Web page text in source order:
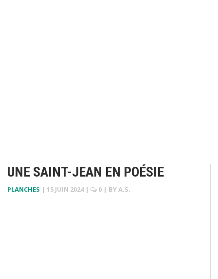
UNE SAINT-JEAN EN POÉSIE
PLANCHES | 15 JUIN 2024 | 0 | BYA.S.